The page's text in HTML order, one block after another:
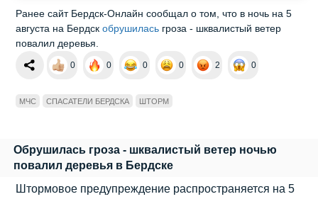
Ранее сайт Бердск-Онлайн сообщал о том, что в ночь на 5
августа на Бердскобрушилась гроза - шквалистый ветер
повалил деревья.
0 0 0 0 2 0
МЧС СПАСАТЕЛИ БЕРДСКА ШТОРМ
Обрушилась гроза - шквалистый ветер ночью
повалил деревья в Бердске
Штормовое предупреждение распространяется на 5